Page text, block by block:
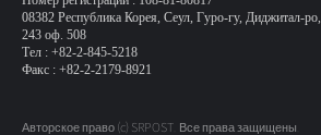
08382 Республика Корея, Сеул, Гуро-гу, Диджитал-ро,
243 оф. 508
Тел : +82-2-845-5218
Факс : +82-2-2179-8921
Авторское право (c) SRPOST. Все права защищены.